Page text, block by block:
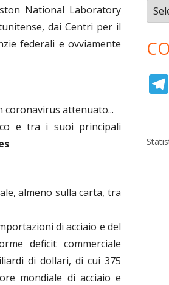
National Laboratory
dai Centri per il
federali e ovviamente
attenuato...
e tra i suoi principali
almeno sulla carta, tra
di acciaio e del
deficit commerciale
di dollari, di cui 375
mondiale di acciaio e